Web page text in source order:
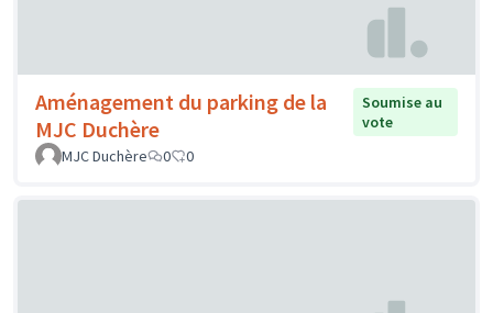
Aménagement du parking de la
MJC Duchère
Soumise au
vote
MJC Duchère
0 0